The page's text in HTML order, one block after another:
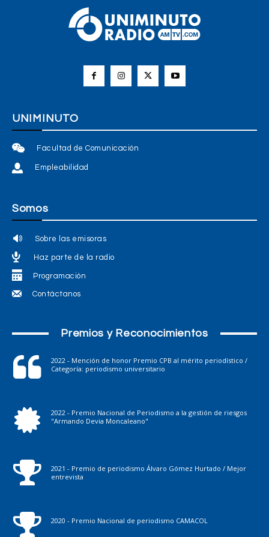
UNIMINUTO
Facultad de Comunicación
Empleabilidad
Somos
Sobre las emisoras
Haz parte de la radio
Programación
Contáctanos
Premios y Reconocimientos
2022 - Mención de honor Premio CPB al mérito periodístico /
Categoría: periodismo universitario
2022 - Premio Nacional de Periodismo a la gestión de riesgos
"Armando Devia Moncaleano"
2021 - Premio de periodismo Álvaro Gómez Hurtado / Mejor
entrevista
2020 - Premio Nacional de periodismo CAMACOL